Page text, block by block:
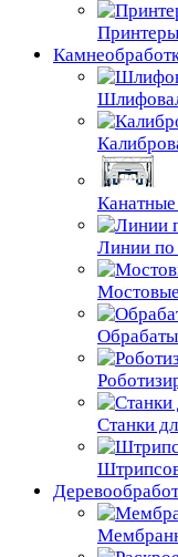
Принтеры
Канатные
Линии по
Станки